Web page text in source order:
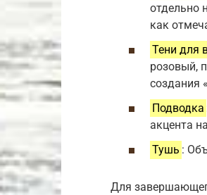
отдельно
как
Тени для
розовый,
создания
Подводка
акцента
Тушь :
Для